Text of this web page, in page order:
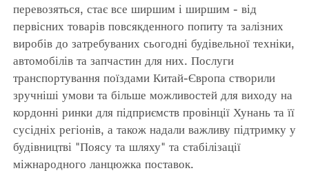
перевозяться, стає все ширшим і ширшим - від
первісних товарів повсякденного попиту та залізних
виробів до затребуваних сьогодні будівельної техніки,
автомобілів та запчастин для них. Послуги
транспортування поїздами Китай-Європа створили
зручніші умови та більше можливостей для виходу на
кордонні ринки для підприємств провінції Хунань та її
сусідніх регіонів, а також надали важливу підтримку у
будівництві "Поясу та шляху" та стабілізації
міжнародного ланцюжка поставок.